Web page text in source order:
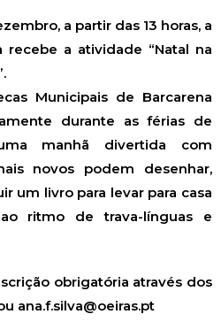
a partir das 13 horas, a
recebe a atividade “Natal na
Municipais de Barcarena
durante as férias de
manhã divertida com
novos podem desenhar,
um livro para levar para casa
ritmo de trava-línguas e
obrigatória através dos
ana.f.silva@oeiras.pt